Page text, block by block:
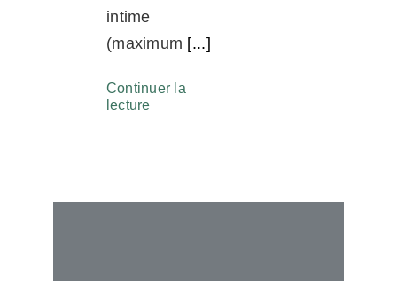
intime
(maximum [...]
Continuer la
lecture